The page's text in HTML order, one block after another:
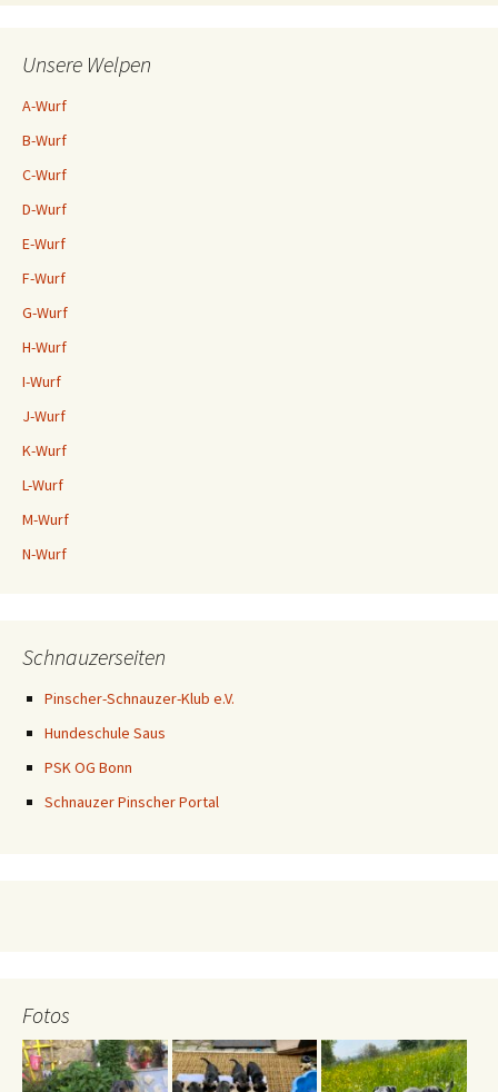
Unsere Welpen
A-Wurf
B-Wurf
C-Wurf
D-Wurf
E-Wurf
F-Wurf
G-Wurf
H-Wurf
I-Wurf
J-Wurf
K-Wurf
L-Wurf
M-Wurf
N-Wurf
Schnauzerseiten
Pinscher-Schnauzer-Klub e.V.
Hundeschule Saus
PSK OG Bonn
Schnauzer Pinscher Portal
Fotos